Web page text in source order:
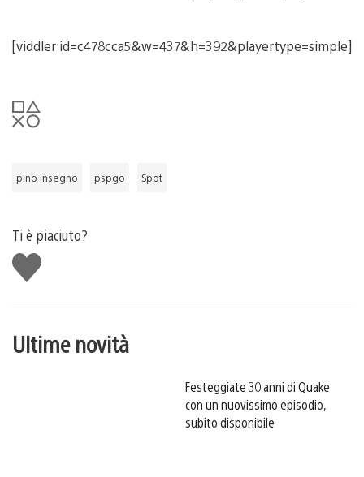
[viddler id=c478cca5&w=437&h=392&playertype=simple]
pino insegno pspgo Spot
Ti è piaciuto?
Mi
piace
Ultime novità
Festeggiate 30 anni di Quake
con un nuovissimo episodio,
subito disponibile